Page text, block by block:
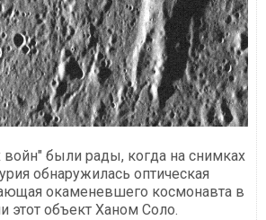
были рады, когда на снимках
обнаружилась оптическая
окаменевшего космонавта в
этот объект Ханом Соло.